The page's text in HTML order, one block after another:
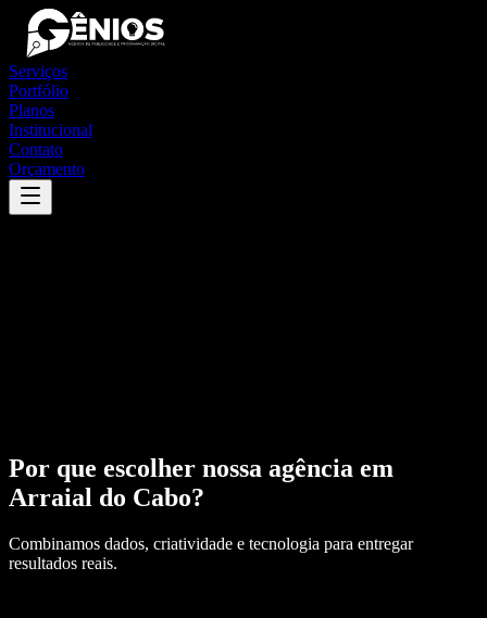
Serviços
Portfólio
Planos
Institucional
Contato
Orçamento
Por que escolher nossa agência em
Arraial do Cabo?
Combinamos dados, criatividade e tecnologia para entregar
resultados reais.